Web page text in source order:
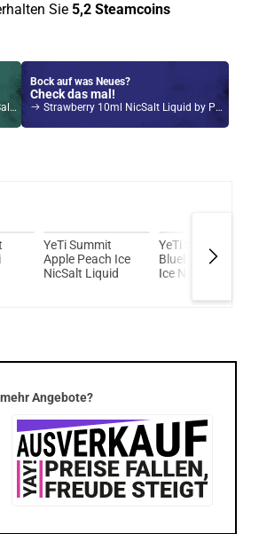
Sie 5,2 Steamcoins
Bock auf was Neues?
Check das mal!
Strawberry 10ml NicSalt Liquid by Pod Salt 11mg
YeTi Summit
Apple Peach Ice
NicSalt Liquid
YeTi Summit
Blueberry Peach
Ice NicSalt Liquid
Angebote?